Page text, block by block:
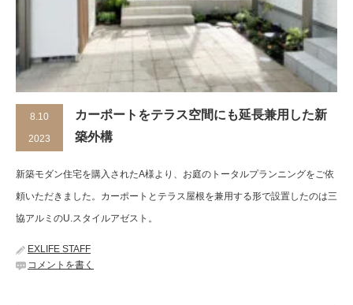
8.10
2023
カーポートをテラス空間にも延長兼用した新
築外構
新築モダン住宅を購入されたA様より、お庭のトータルプランニングをご依
頼いただきました。カーポートとテラス屋根を兼用する形で設置したのは三
協アルミのU.スタイルアゼスト。
EXLIFE STAFF
コメントを書く